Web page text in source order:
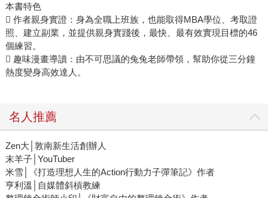
本書特色
 作者親身實證：身為全職上班族，也能取得MBA學位、考取證
照、建立副業，並提供親身實踐後，最快、最有效實現目標的46
個練習。
 趣味漫畫導讀：由不可思議的兔兔老師帶領，幫助你從三分鐘
熱度變身高效達人。
名人推薦
Zen大│敦南新生活創辦人
末羊子│YouTuber
米雪│《打造理想人生的Action行動力子彈筆記》作者
亨利溫│自媒體斜槓教練